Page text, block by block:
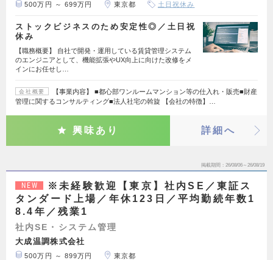
500万円 ～ 699万円 東京都 土日祝休み
ストックビジネスのため安定性◎／土日祝
休み
【職務概要】 自社で開発・運用している賃貸管理システム
のエンジニアとして、機能拡張やUX向上に向けた改修をメ
インにお任せし…
会社概要
【事業内容】 ■都心部ワンルームマンション等の仕入れ・販売■財産
管理に関するコンサルティング■法人社宅の斡旋 【会社の特徴】…
興味あり 詳細へ
掲載期間 26/08/06～26/08/19
NEW
※未経験歓迎【東京】社内SE／東証ス
タンダード上場／年休123日／平均勤続年数1
8.4年／残業1
社内SE・システム管理
大成温調株式会社
500万円 ～ 899万円 東京都